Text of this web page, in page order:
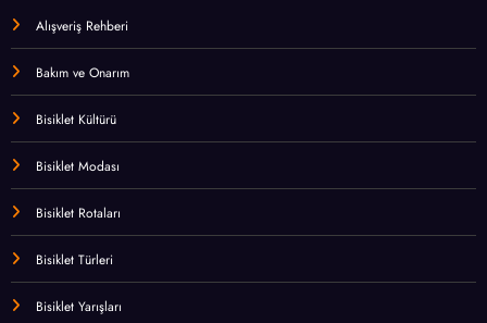
Alışveriş Rehberi
Bakım ve Onarım
Bisiklet Kültürü
Bisiklet Modası
Bisiklet Rotaları
Bisiklet Türleri
Bisiklet Yarışları